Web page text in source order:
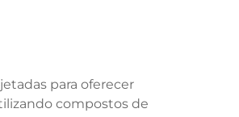
para oferecer
compostos de